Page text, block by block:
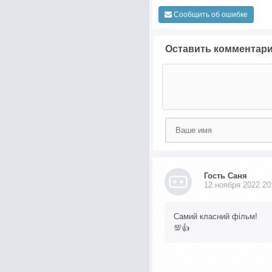
Сообщить об ошибке
Оставить
Гость Саня
12 ноября 2022
Самий класний фільм!
💯👍